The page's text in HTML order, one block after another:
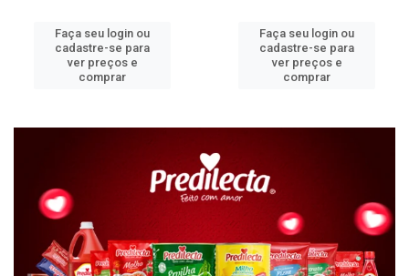
Faça seu login ou
cadastre-se para
ver preços e
comprar
Faça seu login ou
cadastre-se para
ver preços e
comprar